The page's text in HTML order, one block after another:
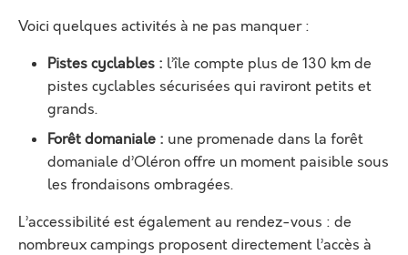
Voici quelques activités à ne pas manquer :
Pistes cyclables : l’île compte plus de 130 km de
pistes cyclables sécurisées qui raviront petits et
grands.
Forêt domaniale : une promenade dans la forêt
domaniale d’Oléron offre un moment paisible sous
les frondaisons ombragées.
L’accessibilité est également au rendez-vous : de
nombreux campings proposent directement l’accès à